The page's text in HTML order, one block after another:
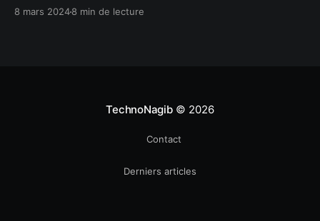
8 mars 20248 min de lecture
TechnoNagib© 2026
Contact
Derniers articles